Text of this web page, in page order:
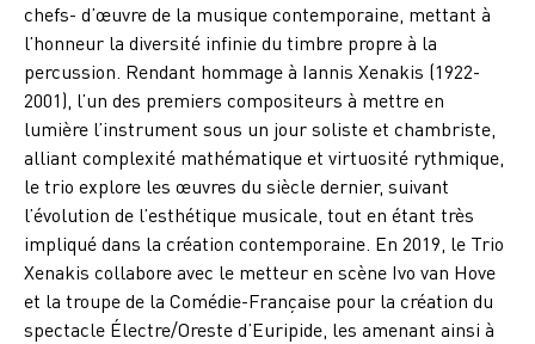
chefs- d’œuvre de la musique contemporaine, mettant à
l’honneur la diversité infinie du timbre propre à la
percussion. Rendant hommage à Iannis Xenakis (1922-
2001), l’un des premiers compositeurs à mettre en
lumière l’instrument sous un jour soliste et chambriste,
alliant complexité mathématique et virtuosité rythmique,
le trio explore les œuvres du siècle dernier, suivant
l’évolution de l’esthétique musicale, tout en étant très
impliqué dans la création contemporaine. En 2019, le Trio
Xenakis collabore avec le metteur en scène Ivo van Hove
et la troupe de la Comédie-Française pour la création du
spectacle Électre/Oreste d’Euripide, les amenant ainsi à